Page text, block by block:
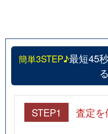
簡単3STEP♪最短45
STEP1 査定を